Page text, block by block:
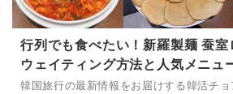
行列でも食べたい！新羅製麺 蚕室
ウェイティング方法と人気メニュ
韓国旅行の最新情報をお届けする韓活チョ